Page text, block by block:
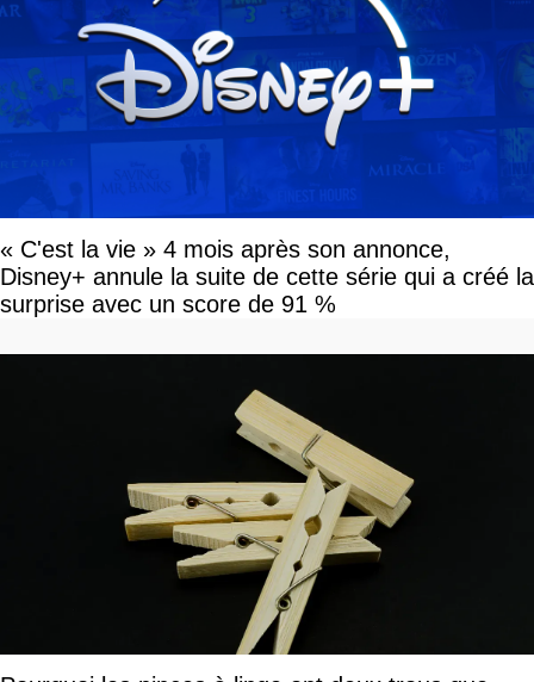
« C'est la vie » 4 mois après son annonce,
Disney+ annule la suite de cette série qui a créé la
surprise avec un score de 91 %